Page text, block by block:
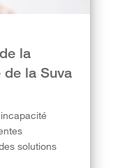
la
de la Suva
solutions